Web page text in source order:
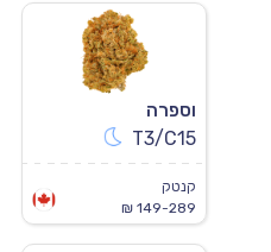
וספרה
T3/C15
קנטק
149-289 ₪